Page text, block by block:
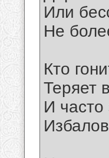
Или
Не
Кто
Теряет
И часто